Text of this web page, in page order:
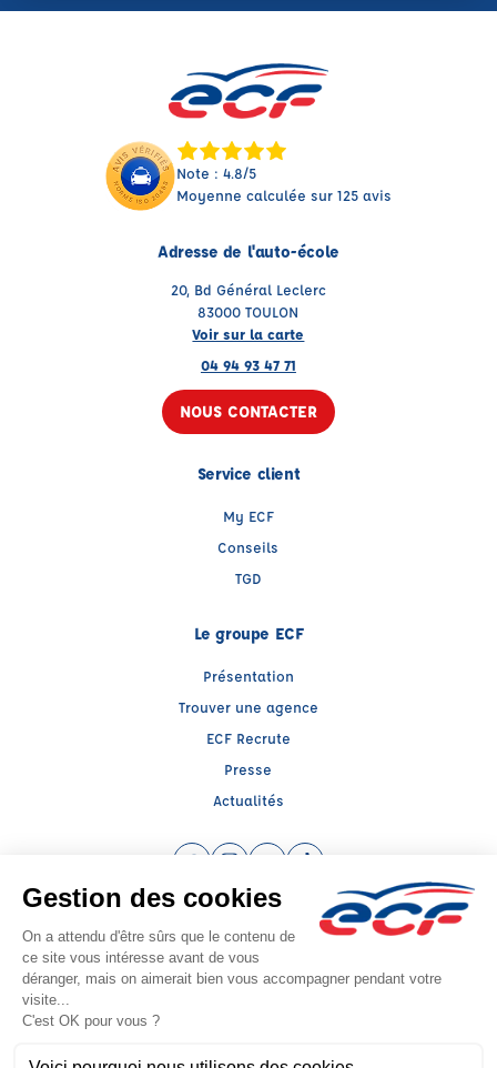
Note : 4.8/5
Moyenne calculée sur 125 avis
Adresse de l'auto-école
20, Bd Général Leclerc
83000 TOULON
Voir sur la carte
04 94 93 47 71
NOUS CONTACTER
Service client
My ECF
Conseils
TGD
Le groupe ECF
Présentation
Trouver une agence
ECF Recrute
Presse
Actualités
Facebook (nouvelle fenêtre)
Instagram (nouvelle fenêtre)
YouTube (nouvelle fenêtre)
TikTok (nouvelle fenêtre)
Raison sociale : SUD PREVENTION SECURITE GRAND PUBLIC - Capital social:
20000€
SIREN: 814514188 - Numéro de TVA intracommunautaire: FR56814514188
Agrément n°E2308300160